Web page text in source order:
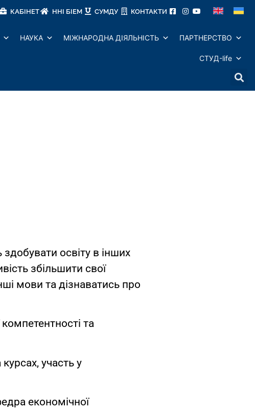
КАБІНЕТ ННІ БІЕМ СУМДУ КОНТАКТИ
НАУКА МІЖНАРОДНА ДІЯЛЬНІСТЬ ПАРТНЕРСТВО
СТУД-life
освіту в інших
збільшити свої
мови та дізнаватись про
та
участь у
економічної